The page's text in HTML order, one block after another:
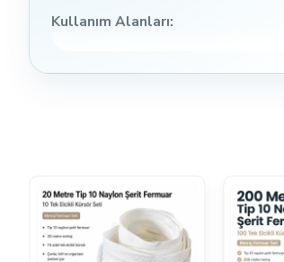
Kullanım Alanları:
Dikkat Edilmesi Gerekenler:
Fermuarı kullanmadan önce, dikiş